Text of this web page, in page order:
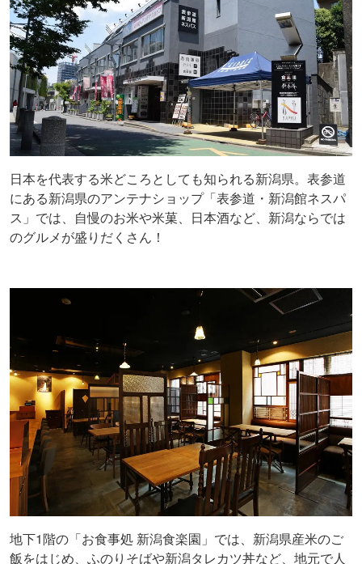
日本を代表する米どころとしても知られる新潟県。表参道
にある新潟県のアンテナショップ「表参道・新潟館ネスパ
ス」では、自慢のお米や米菓、日本酒など、新潟ならでは
のグルメが盛りだくさん！
地下1階の「お食事処 新潟食楽園」では、新潟県産米のご
飯をはじめ、ふのりそばや新潟タレカツ丼など、地元で人